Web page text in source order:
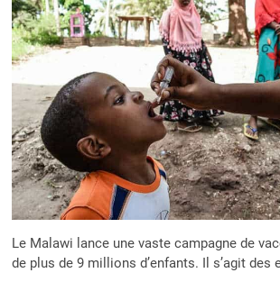
Le Malawi lance une vaste campagne de
de plus de 9 millions d’enfants. Il s’agit des